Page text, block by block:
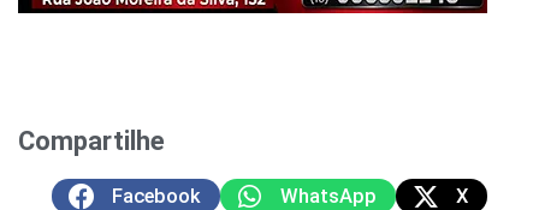
Compartilhe
Facebook WhatsApp X